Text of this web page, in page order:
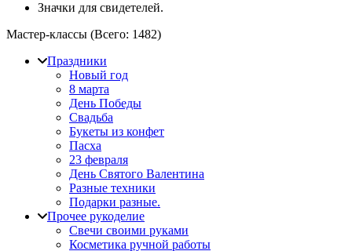
Значки для свидетелей.
Мастер-классы (Всего: 1482)
Праздники
Новый год
8 марта
День Победы
Свадьба
Букеты из конфет
Пасха
23 февраля
День Святого Валентина
Разные техники
Подарки разные.
Прочее рукоделие
Свечи своими руками
Косметика ручной работы